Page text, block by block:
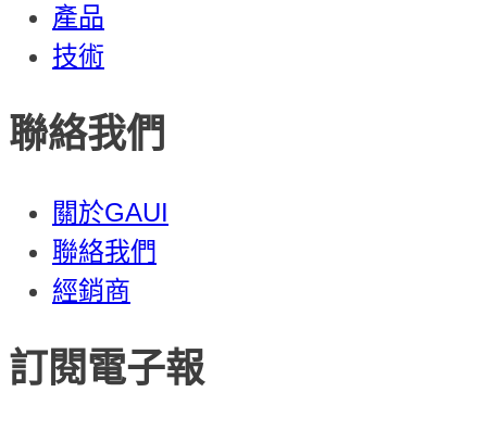
產品
技術
聯絡我們
關於GAUI
聯絡我們
經銷商
訂閱電子報